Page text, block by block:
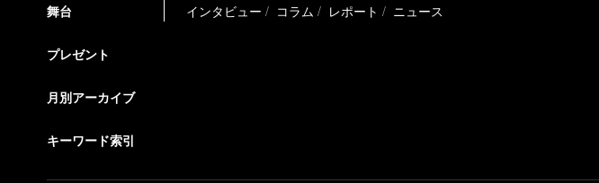
舞台 インタビュー コラム レポート ニュース
プレゼント
月別アーカイブ
キーワード索引